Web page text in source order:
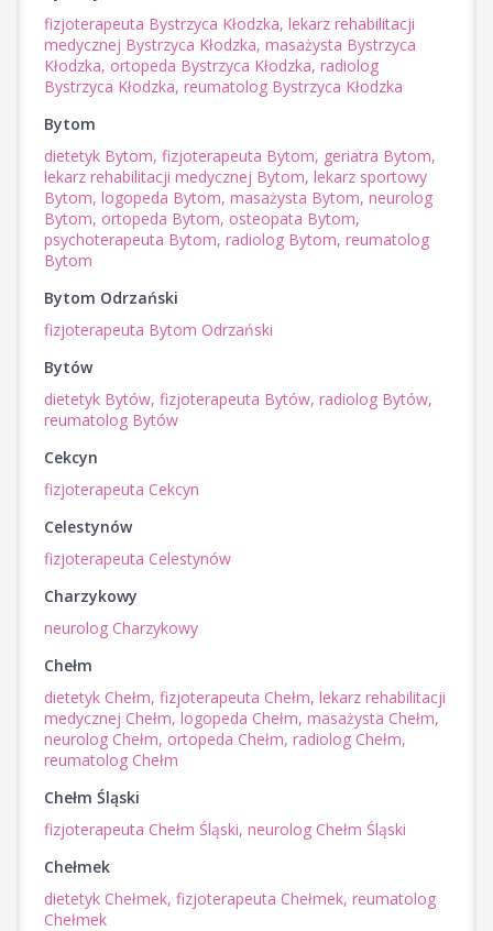
fizjoterapeuta Bystrzyca Kłodzka, lekarz rehabilitacji
medycznej Bystrzyca Kłodzka, masażysta Bystrzyca
Kłodzka, ortopeda Bystrzyca Kłodzka, radiolog
Bystrzyca Kłodzka, reumatolog Bystrzyca Kłodzka
Bytom
dietetyk Bytom, fizjoterapeuta Bytom, geriatra Bytom,
lekarz rehabilitacji medycznej Bytom, lekarz sportowy
Bytom, logopeda Bytom, masażysta Bytom, neurolog
Bytom, ortopeda Bytom, osteopata Bytom,
psychoterapeuta Bytom, radiolog Bytom, reumatolog
Bytom
Bytom Odrzański
fizjoterapeuta Bytom Odrzański
Bytów
dietetyk Bytów, fizjoterapeuta Bytów, radiolog Bytów,
reumatolog Bytów
Cekcyn
fizjoterapeuta Cekcyn
Celestynów
fizjoterapeuta Celestynów
Charzykowy
neurolog Charzykowy
Chełm
dietetyk Chełm, fizjoterapeuta Chełm, lekarz rehabilitacji
medycznej Chełm, logopeda Chełm, masażysta Chełm,
neurolog Chełm, ortopeda Chełm, radiolog Chełm,
reumatolog Chełm
Chełm Śląski
fizjoterapeuta Chełm Śląski, neurolog Chełm Śląski
Chełmek
dietetyk Chełmek, fizjoterapeuta Chełmek, reumatolog
Chełmek